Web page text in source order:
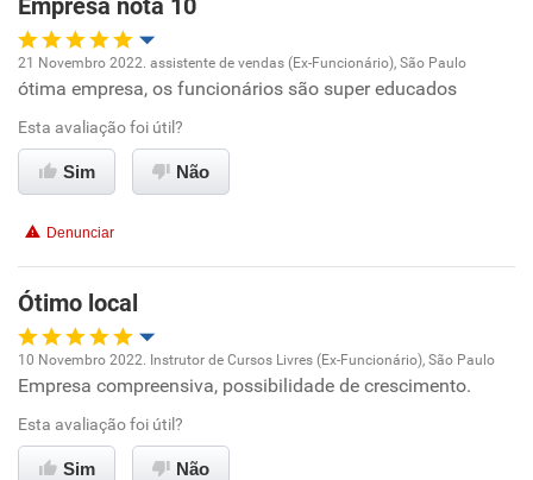
Empresa nota 10
Oportunidade de promoção
Ambiente de trabalho
Benefícios
Recomenda esta empresa
Recomenda a diretoria
21 Novembro 2022. assistente de vendas (Ex-Funcionário), São Paulo
ótima empresa, os funcionários são super educados
Esta avaliação foi útil?
Sim Não
Denunciar
Ótimo local
Oportunidade de promoção
Ambiente de trabalho
10 Novembro 2022. Instrutor de Cursos Livres (Ex-Funcionário), São Paulo
Empresa compreensiva, possibilidade de crescimento.
Esta avaliação foi útil?
Sim Não